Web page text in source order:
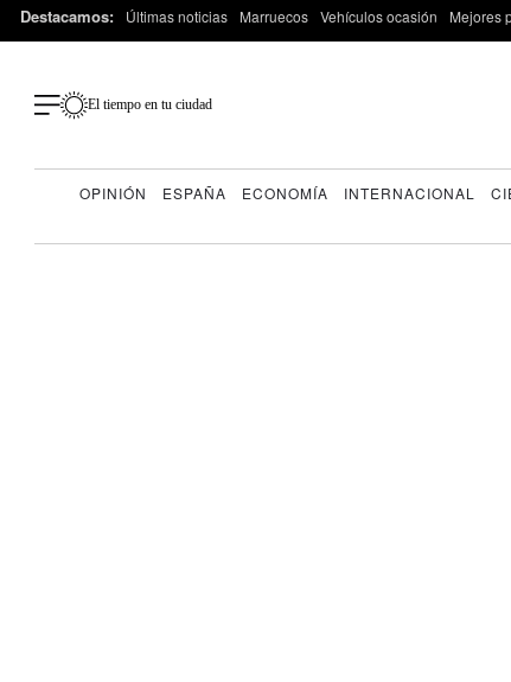
Destacamos: Últimas noticias Marruecos Vehículos ocasión Mejores
El tiempo en tu ciudad
OPINIÓN ESPAÑA ECONOMÍA INTERNACIONAL